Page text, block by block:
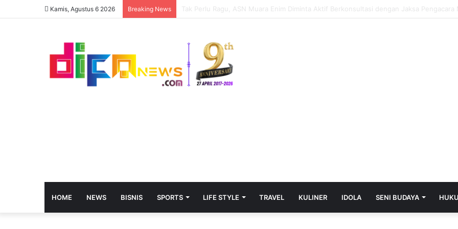
Kamis, Agustus 6 2026 Breaking News Top Unlock Pokies Net Gaming Destination AU Players
HOME NEWS BISNIS SPORTS LIFE STYLE TRAVEL KULINER IDOLA SENI BUDAYA